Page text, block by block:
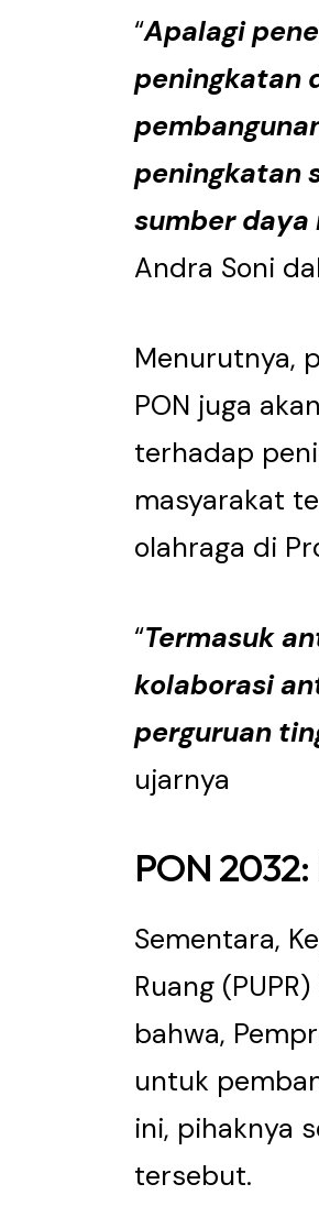
“Apalagi
peningkatan
peningkatan
sumber daya
Andra Soni
Menurutnya,
PON juga
terhadap
masyarakat
olahraga di
“Termasuk
kolaborasi
perguruan
ujarnya
PON
Sementara,
Ruang
bahwa,
untuk
ini, pihaknya
tersebut.